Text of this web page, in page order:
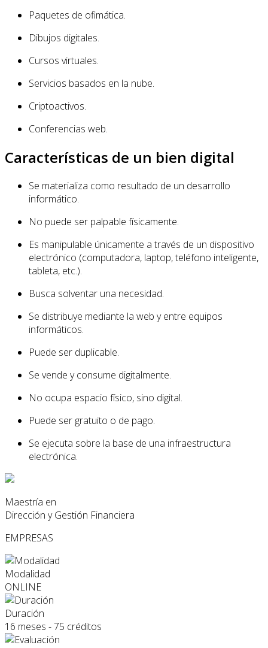
Paquetes de ofimática.
Dibujos digitales.
Cursos virtuales.
Servicios basados en la nube.
Criptoactivos.
Conferencias web.
Características de un bien digital
Se materializa como resultado de un desarrollo
informático.
No puede ser palpable físicamente.
Es manipulable únicamente a través de un dispositivo
electrónico (computadora, laptop, teléfono inteligente,
tableta, etc.).
Busca solventar una necesidad.
Se distribuye mediante la web y entre equipos
informáticos.
Puede ser duplicable.
Se vende y consume digitalmente.
No ocupa espacio físico, sino digital.
Puede ser gratuito o de pago.
Se ejecuta sobre la base de una infraestructura
electrónica.
Maestría en
Dirección y Gestión Financiera
EMPRESAS
Modalidad
ONLINE
Duración
16 meses - 75 créditos